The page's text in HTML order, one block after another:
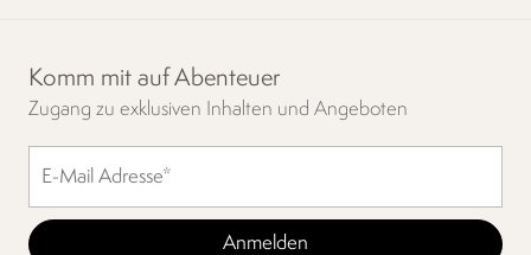
Komm mit auf Abenteuer
Zugang zu exklusiven Inhalten und Angeboten